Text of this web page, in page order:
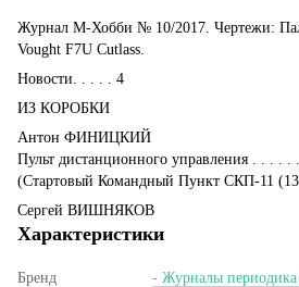
Журнал М-Хобби № 10/2017. Чертежи:
Vought F7U Cutlass.
Новости. . . . . 4
ИЗ КОРОБКИ
Антон ФИНИЦКИЙ
Пульт дистанционного управления . . . . .
(Стартовый Командный Пункт СКП-11
Сергей ВИШНЯКОВ
Характеристики
Бренд
- Журналы периодика